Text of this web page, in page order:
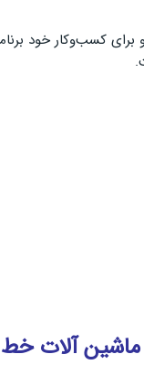
و برای کسب‌وکار خود
ماشین آلات